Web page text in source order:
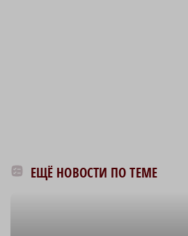
ЕЩЁ НОВОСТИ ПО ТЕМЕ